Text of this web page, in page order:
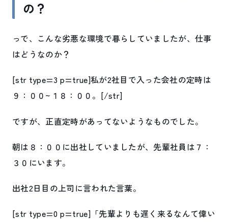
の？
っで、こんな劣悪な環境で暮らしていましたが、仕事
はどうなのか？
[str type=3 p=true]私が2社目で入った会社の定時は
９：００~１８：００。[/str]
ですが、正直定時があってないようなものでした。
朝は８：００に出社していましたが、先輩社員は７：
３０にいます。
出社2日目の上司に言われた言葉。
[str type=0 p=true]「先輩よりも遅く来るなんて偉い